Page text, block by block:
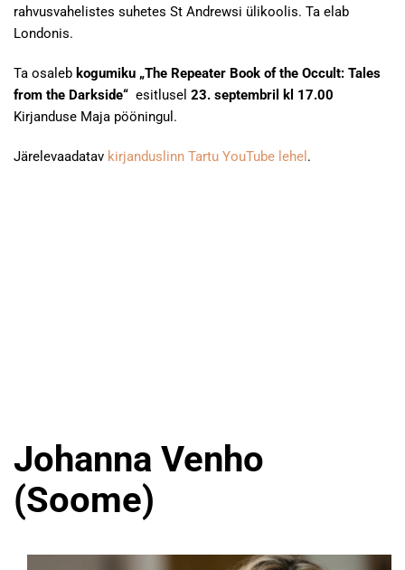
rahvusvahelistes suhetes St Andrewsi ülikoolis. Ta elab
Londonis.
Ta osaleb kogumiku „The Repeater Book of the Occult: Tales
from the Darkside“ esitlusel 23. septembril kl 17.00
Kirjanduse Maja pööningul.
Järelevaadatav kirjanduslinn Tartu YouTube lehel .
Johanna Venho
(Soome)